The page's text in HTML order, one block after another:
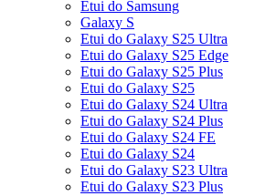
Etui do Samsung
Galaxy S
Etui do Galaxy S25 Ultra
Etui do Galaxy S25 Edge
Etui do Galaxy S25 Plus
Etui do Galaxy S25
Etui do Galaxy S24 Ultra
Etui do Galaxy S24 Plus
Etui do Galaxy S24 FE
Etui do Galaxy S24
Etui do Galaxy S23 Ultra
Etui do Galaxy S23 Plus